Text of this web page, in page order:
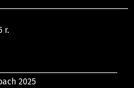
r.
2025